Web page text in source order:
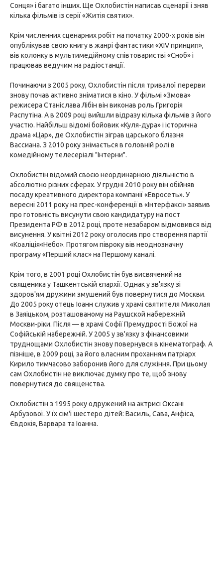
Сонця» і багато інших. Ще Охлобистін написав сценарії і зняв
кілька фільмів із серії «Житія святих».
Крім численних сценарних робіт на початку 2000-х років він
опублікував свою книгу в жанрі фантастики «XIV принцип»,
вів колонку в мультимедійному співтоваристві «Сноб» і
працював ведучим на радіостанції.
Починаючи з 2005 року, Охлобистін після тривалої перерви
знову почав активно зніматися в кіно. У фільмі «Змова»
режисера Станіслава Лібін він виконав роль Григорія
Распутіна. А в 2009 році вийшли відразу кілька фільмів з його
участю. Найбільш відомі бойовик «Куля-дура» і історична
драма «Цар», де Охлобистін зіграв царського блазня
Вассиана. З 2010 року знімається в головній ролі в
комедійному телесеріалі "Інтерни".
Охлобистін відомий своєю неординарною діяльністю в
абсолютно різних сферах. У грудні 2010 року він обійняв
посаду креативного директора компанії «Евросеть». У
вересні 2011 року на прес-конференції в «Інтерфаксі» заявив
про готовність висунути свою кандидатуру на пост
Президента РФ в 2012 році, проте незабаром відмовився від
висунення. У квітні 2012 року оголосив про створення партії
«Коаліція«Небо». Протягом півроку вів неоднозначну
програму «Перший клас» на Першому каналі.
Крім того, в 2001 році Охлобистін був висвячений на
священика у Ташкентській єпархії. Однак у зв'язку зі
здоров'ям дружини змушений був повернутися до Москви.
До 2005 року отець Іоанн служив у храмі святителя Миколая
в Заяіцьком, розташованому на Раушской набережній
Москви-ріки. Після — в храмі Софії Премудрості Божої на
Софійській набережній. У 2005 у зв'язку з фінансовими
труднощами Охлобистін знову повернувся в кінематограф. А
пізніше, в 2009 році, за його власним проханням патріарх
Кирило тимчасово заборонив його для служіння. При цьому
сам Охлобистін не виключає думку про те, щоб знову
повернутися до священства.
Охлобистін з 1995 року одружений на актрисі Оксані
Арбузової. У їх сім'ї шестеро дітей: Василь, Сава, Анфіса,
Євдокія, Варвара та Іоанна.